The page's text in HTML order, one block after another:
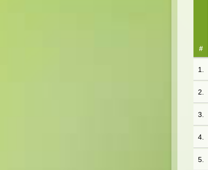
#
1.
2.
3.
4.
5.